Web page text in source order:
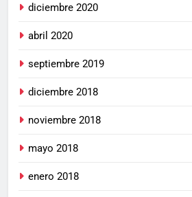
diciembre 2020
abril 2020
septiembre 2019
diciembre 2018
noviembre 2018
mayo 2018
enero 2018